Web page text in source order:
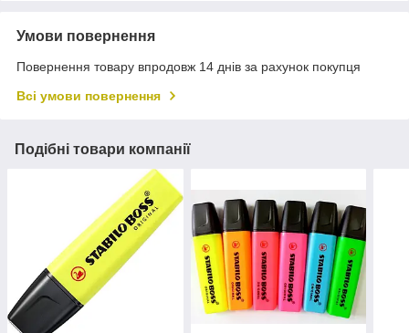
Умови повернення
Повернення товару впродовж 14 днів за рахунок покупця
Всі умови повернення
Подібні товари компанії